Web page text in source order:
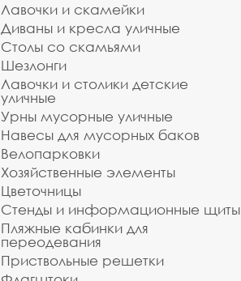
Лавочки и скамейки
Диваны и кресла уличные
Столы со скамьями
Шезлонги
Лавочки и столики детские
уличные
Урны мусорные уличные
Навесы для мусорных баков
Велопарковки
Хозяйственные элементы
Цветочницы
Стенды и информационные щиты
Пляжные кабинки для
переодевания
Приствольные решетки